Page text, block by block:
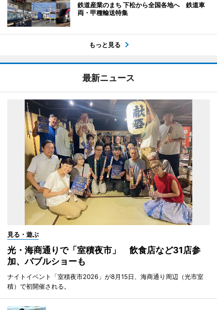
鉄道産業のまち 下松から全国各地へ 鉄道車
両・甲種輸送特集
もっと見る
最新ニュース
見る・遊ぶ
光・海商通りで「室積夜市」 飲食店など31店参
加、バブルショーも
ナイトイベント「室積夜市2026」が8月15日、海商通り周辺（光市室
積）で初開催される。